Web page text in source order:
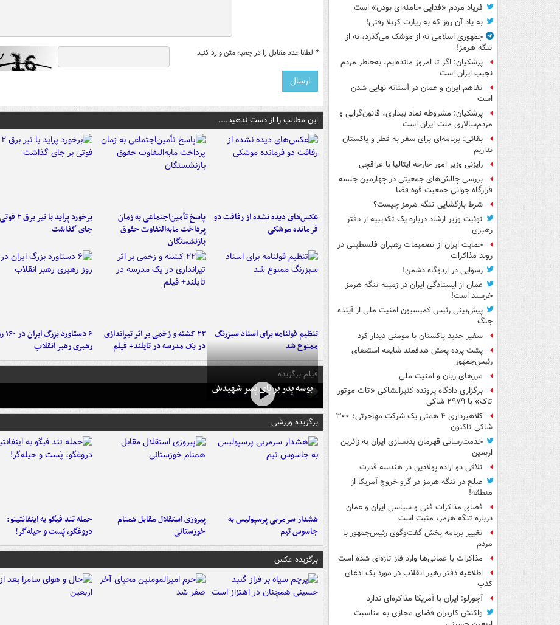
فریاد مردم «فدایی خامنه‌ای بودن» است
به یاد آن روز که به زیارت کربلا رفتی!
جمهوری اسلامی نه از موشک می‌گذرد، نه از
تنگه هرمز!
پزشکیان: اگر تا امروز مانده‌ایم، به‌خاطر مردم
نجیب ایران است
تفاهم ایران و عمان در آستانه نهایی شدن
است
پزشکیان: مشروطه نماد بیداری، قانون‌گرایی و
مردم‌سالاری ملت ایران است
بقائی: برنامه‌ای برای سفر به قطر و پاکستان
نداریم
رایزنی وزیر امور خارجه ایتالیا با عراقچی
بررسی چالش‌های جمعیتی در چهارمین جلسه
قرارگاه جوانی جمعیت قوه قضا
شرط بازگشایی تنگه هرمز چیست؟
توئیت وزیر ارشاد درباره یک تکذیبیه از دفتر
رهبری
حمایت ایران از تصمیمات رهبران فلسطینی در
روند مذاکرات
رسوایی در اردوگاه دشمن!
عمان از ایستادگی ایران در زمینه تنگه هرمز
خرسند است!
پیش‌بینی رئیس کمیسیون امنیت ملی از آینده
جنگ
سفیر جدید پاکستان با مومنی دیدار کرد
پشت پرده پخش هدفمند شایعه استعفای
رئیس‌جمهور
مرزهای زبان و امنیت ملی
برگزاری دادگاه پرونده کثیرالشاکی «تات موتور
تاک» با ۲۹۷۹ شاکی
کلاهبرداری ۴ همتی یک شرکت مهاجرتی؛ ۳۰۰
شاکی تاکنون
خدمت‌رسانی قهرمان بدنسازی ایران به زائرین
اربعین
تلاقی دو اراده پولادین در هندسه قدرت
صلح در تنگه هرمز در گرو خروج آمریکا از
منطقه!
فضای مذاکرات فنی و سیاسی ایران و عمان
درباره تنگه هرمز، مثبت است
تغییر برنامه پخش گفت‌وگوی رئیس‌جمهور با
مردم
مذاکرات با عمانی‌ها وارد فاز تازه‌ای شده است
اطلاعیه دفتر رهبر انقلاب در مورد یک ادعای
کذب
آجورلو: ایران با آمریکا مذاکره‌ای ندارد
واکنش کاربران فضای مجازی به مناسبت
* لطفا عدد مقابل را در جعبه متن وارد کنید
این مطالب را از دست ندهید....
عکس‌های دیده نشده از رفاقت دو
فرمانده‌ موشکی
پاسخ تأمین‌اجتماعی به زمان
پرداخت مابه‌التفاوت حقوق
بازنشستگان
برخورد پراید با
جای گذاشت
تنظیم قولنامه برای اسناد سبزرنگ
ممنوع شد
۲۲ کشته و زخمی بر اثر تیراندازی
در یک مدرسه در تایلند+ فیلم
۶
رهبری رهبر انقلاب
فیلم برگزیده
بوسه‌ پدر بر پای پسر شهیدش
برگزیده ورزشی
هشدار سرمربی پرسپولیس به
جاسوس تیم
پیروزی استقلال مقابل همنام
خوزستانی
حمله تند فیگو به اینفانتینو:
دروغگو، پَست‌ و حیله‌گر!
برگزیده عکس